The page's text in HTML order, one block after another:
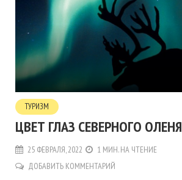
ТУРИЗМ
ЦВЕТ ГЛАЗ СЕВЕРНОГО ОЛЕНЯ
25 ФЕВРАЛЯ, 2022
1 МИН. НА ЧТЕНИЕ
ДОБАВИТЬ КОММЕНТАРИЙ